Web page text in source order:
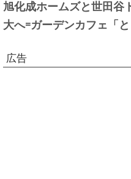
旭化成ホームズと世田谷
大へ=ガーデンカフェ「
広告